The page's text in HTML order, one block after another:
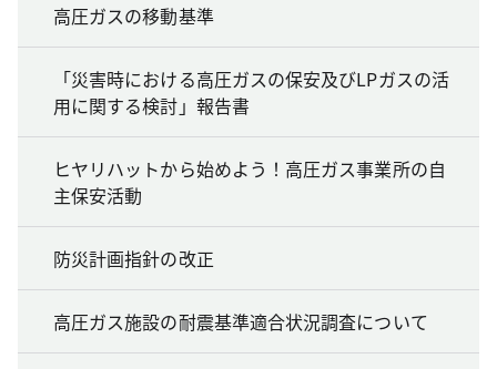
高圧ガスの移動基準
「災害時における高圧ガスの保安及びLPガスの活
用に関する検討」報告書
ヒヤリハットから始めよう！高圧ガス事業所の自
主保安活動
防災計画指針の改正
高圧ガス施設の耐震基準適合状況調査について